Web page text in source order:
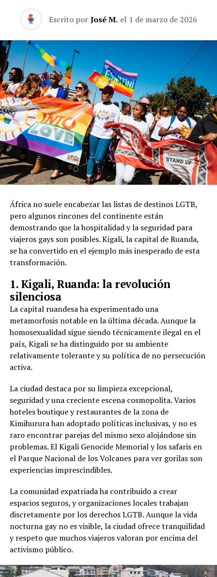
Escrito por José M. el 1 de marzo de 2026
África no suele encabezar las listas de destinos LGTB,
pero algunos rincones del continente están
demostrando que la hospitalidad y la seguridad para
viajeros gays son posibles. Kigali, la capital de Ruanda,
se ha convertido en el ejemplo más inesperado de esta
transformación.
1. Kigali, Ruanda: la revolución
silenciosa
La capital ruandesa ha experimentado una
metamorfosis notable en la última década. Aunque la
homosexualidad sigue siendo técnicamente ilegal en el
país, Kigali se ha distinguido por su ambiente
relativamente tolerante y su política de no persecución
activa.
La ciudad destaca por su limpieza excepcional,
seguridad y una creciente escena cosmopolita. Varios
hoteles boutique y restaurantes de la zona de
Kimihurura han adoptado políticas inclusivas, y no es
raro encontrar parejas del mismo sexo alojándose sin
problemas. El Kigali Genocide Memorial y los safaris en
el Parque Nacional de los Volcanes para ver gorilas son
experiencias imprescindibles.
La comunidad expatriada ha contribuido a crear
espacios seguros, y organizaciones locales trabajan
discretamente por los derechos LGTB. Aunque la vida
nocturna gay no es visible, la ciudad ofrece tranquilidad
y respeto que muchos viajeros valoran por encima del
activismo público.